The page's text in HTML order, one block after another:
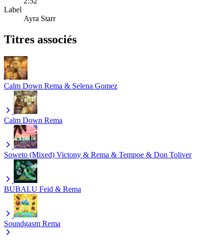
Label
Ayra Starr
Titres associés
Calm Down Rema & Selena Gomez
Calm Down Rema
Soweto (Mixed) Victony & Rema & Tempoe & Don Toliver
BUBALU Feid & Rema
Soundgasm Rema